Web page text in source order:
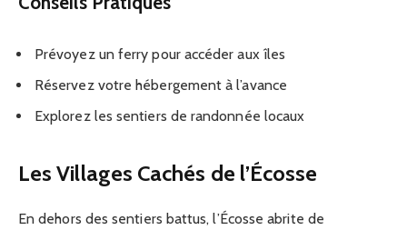
Prévoyez un ferry pour accéder aux îles
Réservez votre hébergement à l’avance
Explorez les sentiers de randonnée locaux
Les Villages Cachés de l’Écosse
En dehors des sentiers battus, l’Écosse abrite de